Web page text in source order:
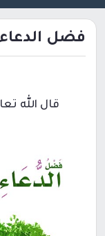
فضل الدعاء
قال الله